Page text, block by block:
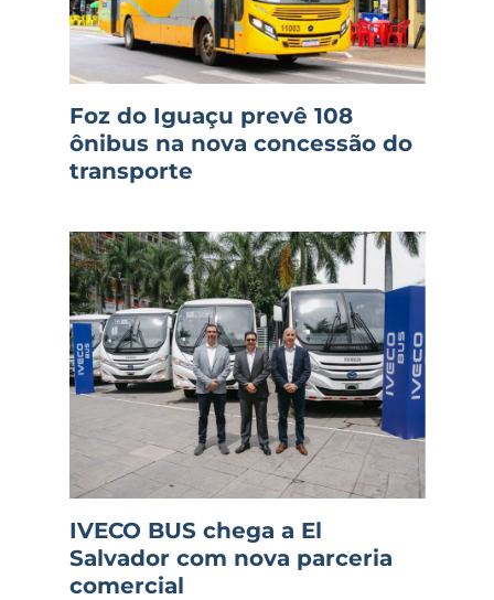
Foz do Iguaçu prevê 108
ônibus na nova concessão do
transporte
IVECO BUS chega a El
Salvador com nova parceria
comercial